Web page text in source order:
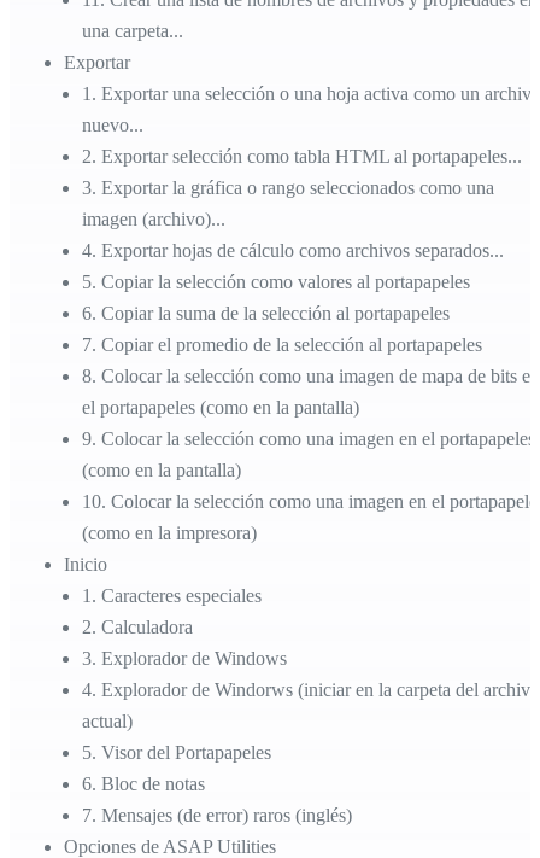
una carpeta...
Exportar
1 . Exportar una selección o una hoja activa como un archivo
nuevo...
2. Exportar selección como tabla HTML al portapapeles...
3. Exportar la gráfica o rango seleccionados como una
imagen (archivo)...
4. Exportar hojas de cálculo como archivos separados...
5. Copiar la selección como valores al portapapeles
6. Copiar la suma de la selección al portapapeles
7. Copiar el promedio de la selección al portapapeles
8. Colocar la selección como una imagen de mapa de bits en
el portapapeles (como en la pantalla)
9. Colocar la selección como una imagen en el portapapeles
(como en la pantalla)
10. Colocar la selección como una imagen en el
(como en la impresora)
Inicio
1 . Caracteres especiales
2. Calculadora
3. Explorador de Windows
4. Explorador de Windorws (iniciar en la carpeta del archivo
actual)
5. Visor del Portapapeles
6. Bloc de notas
7. Mensajes (de error) raros (inglés)
Opciones de ASAP Utilities